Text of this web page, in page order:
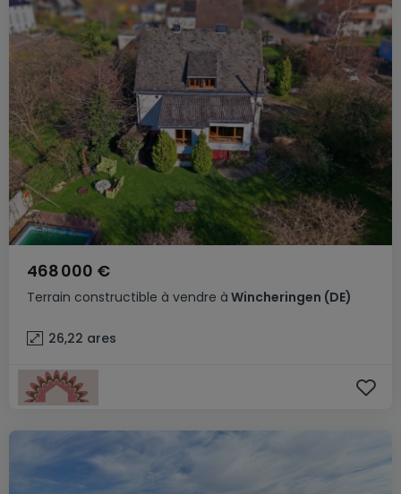
Terrain constructible à vendre à Wincheringen (DE)
468 000 €
26,22 ares